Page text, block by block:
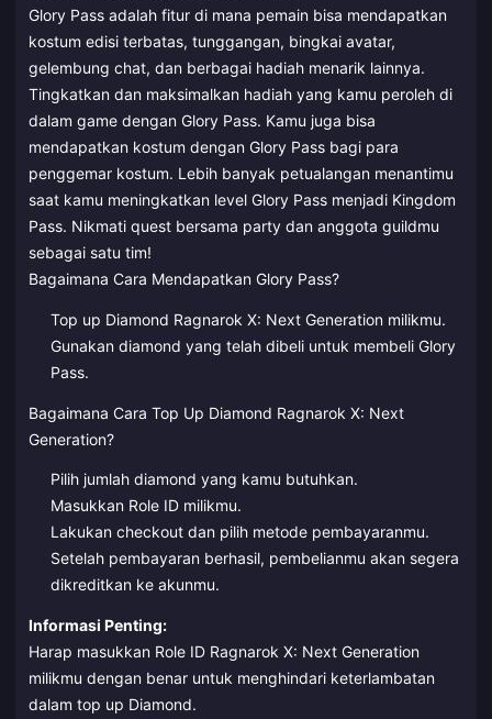
Glory Pass adalah fitur di mana pemain bisa mendapatkan
kostum edisi terbatas, tunggangan, bingkai avatar,
gelembung chat, dan berbagai hadiah menarik lainnya.
Tingkatkan dan maksimalkan hadiah yang kamu peroleh di
dalam game dengan Glory Pass. Kamu juga bisa
mendapatkan kostum dengan Glory Pass bagi para
penggemar kostum. Lebih banyak petualangan menantimu
saat kamu meningkatkan level Glory Pass menjadi Kingdom
Pass. Nikmati quest bersama party dan anggota guildmu
sebagai satu tim!
Bagaimana Cara Mendapatkan Glory Pass?
Top up Diamond Ragnarok X: Next Generation milikmu.
Gunakan diamond yang telah dibeli untuk membeli Glory
Pass.
Bagaimana Cara Top Up Diamond Ragnarok X: Next
Generation?
Pilih jumlah diamond yang kamu butuhkan.
Masukkan Role ID milikmu.
Lakukan checkout dan pilih metode pembayaranmu.
Setelah pembayaran berhasil, pembelianmu akan segera
dikreditkan ke akunmu.
Informasi Penting:
Harap masukkan Role ID Ragnarok X: Next Generation
milikmu dengan benar untuk menghindari keterlambatan
dalam top up Diamond.